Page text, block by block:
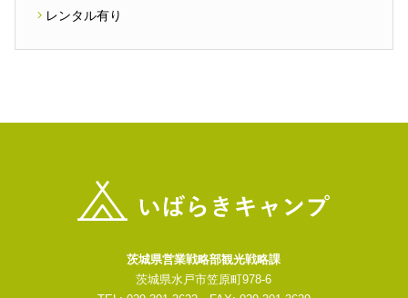
レンタル有り
茨城県営業戦略部観光戦略課
茨城県水戸市笠原町978-6